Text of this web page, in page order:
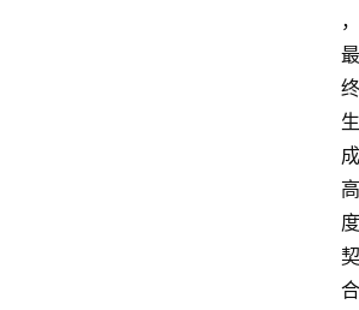
，
最
终
生
成
高
度
契
合